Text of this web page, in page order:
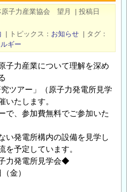
原子力産業協会 望月 | 投稿日
| トピックス お知らせ | タグ
ギー
子力産業について理解を深め
究ツアー」（原子力発電所見学
いたします。
で、参加費無料でご参加いた
い発電所構内の設備を見学し
を予定しています。
力発電所見学会◆
金）